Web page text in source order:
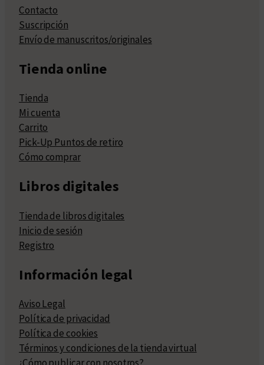
Contacto
Suscripción
Envío de manuscritos/originales
Tienda online
Tienda
Mi cuenta
Carrito
Pick-Up Puntos de retiro
Cómo comprar
Libros digitales
Tienda de libros digitales
Inicio de sesión
Registro
Información legal
Aviso Legal
Política de privacidad
Política de cookies
Términos y condiciones de la tienda virtual